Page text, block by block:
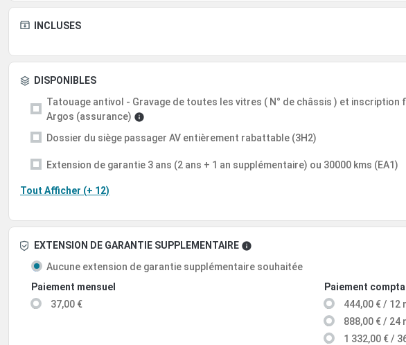
INCLUSES
DISPONIBLES
Tatouage antivol - Gravage de toutes les vitres ( N° de châssis ) et inscription
Argos (assurance)
Dossier du siège passager AV entièrement rabattable (3H2)
Extension de garantie 3 ans (2 ans + 1 an supplémentaire) ou 30000 kms (EA1)
Tout Afficher (+ 12)
EXTENSION DE GARANTIE SUPPLEMENTAIRE
Aucune extension de garantie supplémentaire souhaitée
Paiement mensuel
37,00 €
Paiement
444,00 € / 12
888,00 € / 24
1 332,00 € /